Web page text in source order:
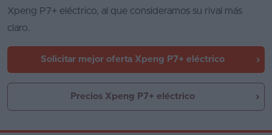
Xpeng P7+ eléctrico, al que consideramos su rival más
claro.
Solicitar mejor oferta Xpeng P7+ eléctrico
Precios Xpeng P7+ eléctrico